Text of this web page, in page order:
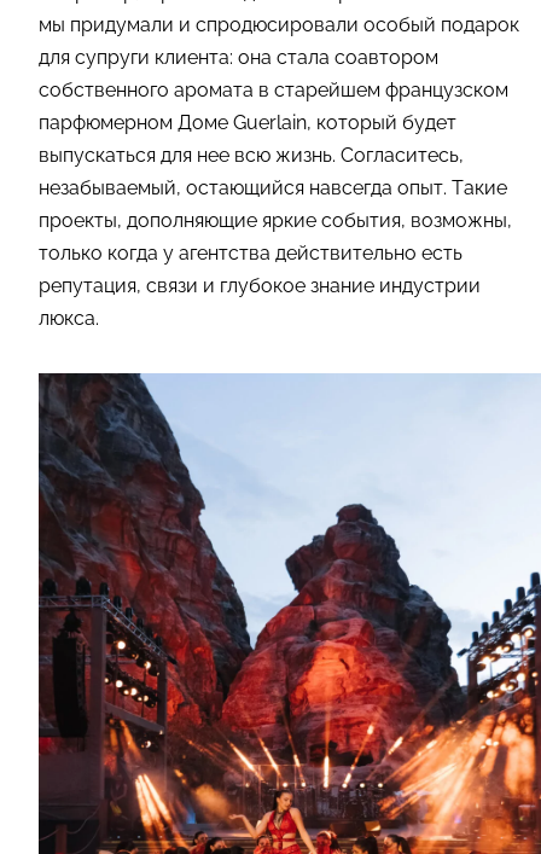
мы придумали и спродюсировали особый подарок
для супруги клиента: она стала соавтором
собственного аромата в старейшем французском
парфюмерном Доме Guerlain, который будет
выпускаться для нее всю жизнь. Согласитесь,
незабываемый, остающийся навсегда опыт. Такие
проекты, дополняющие яркие события, возможны,
только когда у агентства действительно есть
репутация, связи и глубокое знание индустрии
люкса.